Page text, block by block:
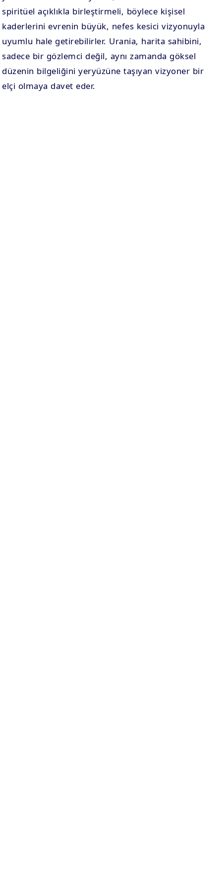
spiritüel açıklıkla birleştirmeli, böylece kişisel
kaderlerini evrenin büyük, nefes kesici vizyonuyla
uyumlu hale getirebilirler. Urania, harita sahibini,
sadece bir gözlemci değil, aynı zamanda göksel
düzenin bilgeliğini yeryüzüne taşıyan vizyoner bir
elçi olmaya davet eder.